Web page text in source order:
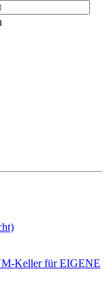
Keller für EIGENE